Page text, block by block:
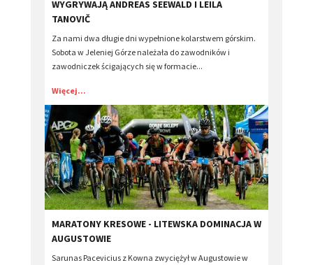
WYGRYWAJĄ ANDREAS SEEWALD I LEILA
TANOVIČ
Za nami dwa długie dni wypełnione kolarstwem górskim.
Sobota w Jeleniej Górze należała do zawodników i
zawodniczek ścigających się w formacie...
Więcej...
​MARATONY KRESOWE - LITEWSKA DOMINACJA W
AUGUSTOWIE
Sarunas Pacevicius z Kowna zwyciężył w Augustowie w